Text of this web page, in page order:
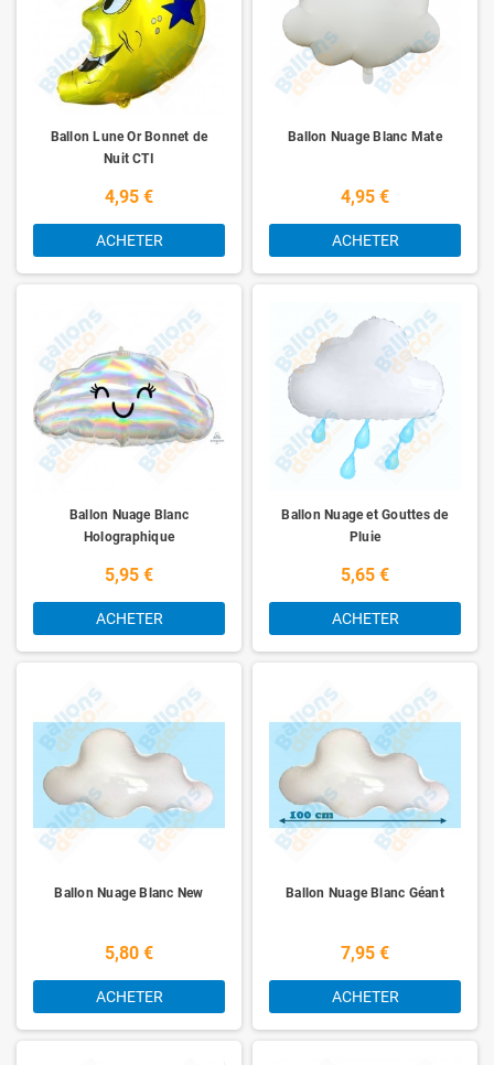
Ballon Lune Or Bonnet de
Nuit CTI
4,95 €
ACHETER
Ballon Nuage Blanc Mate
4,95 €
ACHETER
Ballon Nuage Blanc
Holographique
5,95 €
ACHETER
Ballon Nuage et Gouttes de
Pluie
5,65 €
ACHETER
Ballon Nuage Blanc New
5,80 €
ACHETER
Ballon Nuage Blanc Géant
7,95 €
ACHETER